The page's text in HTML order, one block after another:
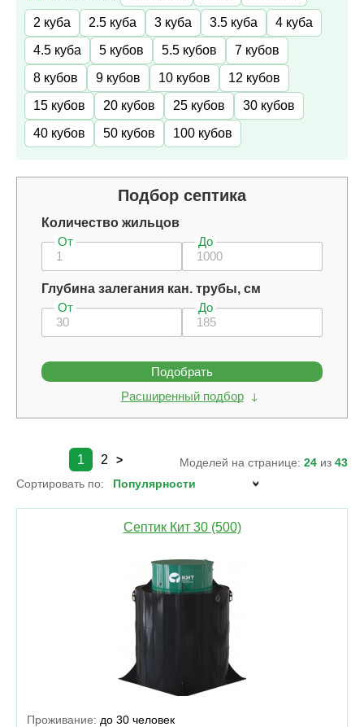
2 куба 2.5 куба 3 куба 3.5 куба
4 куба
4.5 куба
5 кубов 5.5 кубов
7 кубов
8 кубов
9 кубов 10 кубов
12 кубов
15 кубов
20 кубов 25 кубов
30 кубов
40 кубов
50 кубов 100 кубов
Подбор септика
Количество жильцов
От
До
Глубина залегания кан. трубы, см
От
До
Подобрать
Расширенный подбор
1 2 > Моделей на странице: 24 из 43
Сортировать по:
Септик Кит 30 (500)
Проживание: до 30 человек